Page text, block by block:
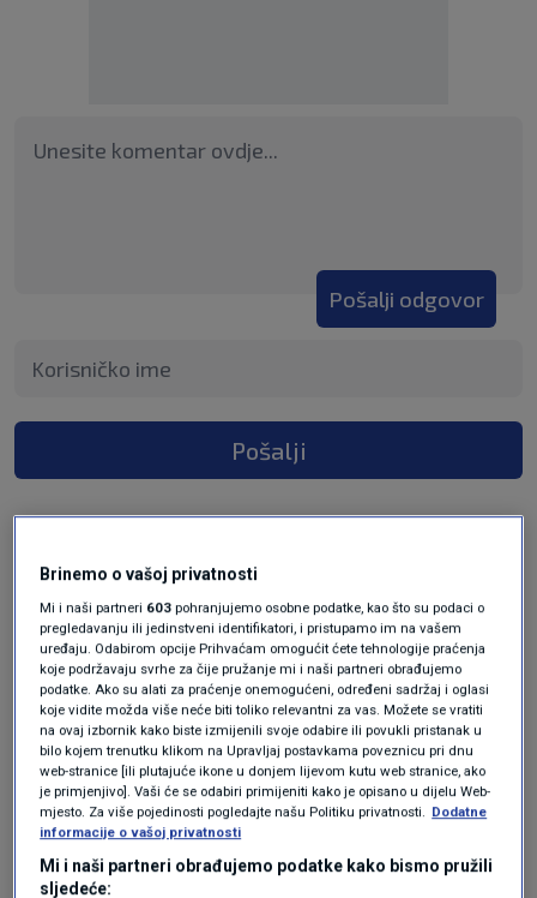
Pošalji odgovor
Pošalji
Oglas
Brinemo o vašoj privatnosti
Mi i naši partneri 603 pohranjujemo osobne podatke, kao što su podaci o
pregledavanju ili jedinstveni identifikatori, i pristupamo im na vašem
uređaju. Odabirom opcije Prihvaćam omogućit ćete tehnologije praćenja
koje podržavaju svrhe za čije pružanje mi i naši partneri obrađujemo
podatke. Ako su alati za praćenje onemogućeni, određeni sadržaj i oglasi
koje vidite možda više neće biti toliko relevantni za vas. Možete se vratiti
na ovaj izbornik kako biste izmijenili svoje odabire ili povukli pristanak u
bilo kojem trenutku klikom na Upravljaj postavkama poveznicu pri dnu
web-stranice [ili plutajuće ikone u donjem lijevom kutu web stranice, ako
je primjenjivo]. Vaši će se odabiri primijeniti kako je opisano u dijelu Web-
mjesto. Za više pojedinosti pogledajte našu Politiku privatnosti. Dodatne
informacije o vašoj privatnosti
Mi i naši partneri obrađujemo podatke kako bismo pružili
sljedeće: